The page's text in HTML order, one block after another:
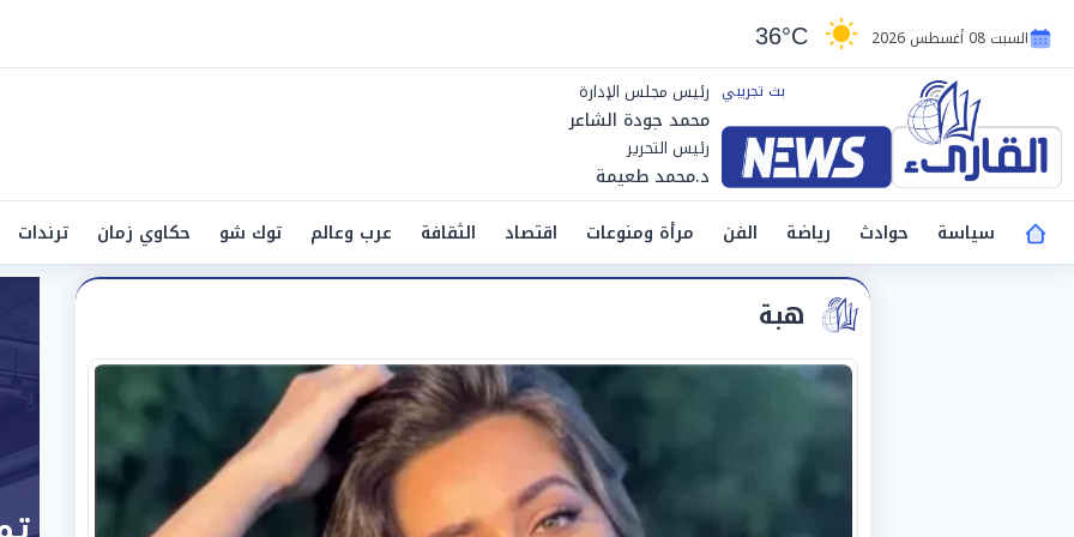
السبت 08 أغسطس 2026 36°C
رئيس مجلس الإدارة
محمد جودة الشاعر
رئيس التحرير
د.محمد طعيمة
سياسة
حوادث رياضة الفن مرأة ومنوعات اقتصاد الثقافة عرب وعالم توك شو حكاوي زمان ترندات
هبة